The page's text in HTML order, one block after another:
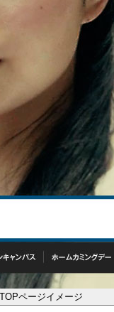
ページイメージ